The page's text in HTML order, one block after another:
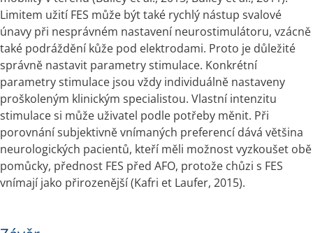
Limitem užití FES může být také rychlý nástup svalové
únavy při nesprávném nastavení neurostimulátoru, vzácně
také podráždění kůže pod elektrodami. Proto je důležité
správně nastavit parametry stimulace. Konkrétní
parametry stimulace jsou vždy individuálně nastaveny
proškoleným klinickým specialistou. Vlastní intenzitu
stimulace si může uživatel podle potřeby měnit. Při
porovnání subjektivně vnímaných preferencí dává většina
neurologických pacientů, kteří měli možnost vyzkoušet obě
pomůcky, přednost FES před AFO, protože chůzi s FES
vnímají jako přirozenější (Kafri et Laufer, 2015).